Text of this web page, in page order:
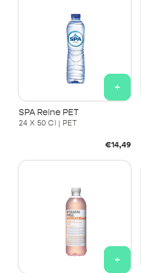
+
SPA Reine PET
24 X 50 Cl | PET
Prix
€14,49
+